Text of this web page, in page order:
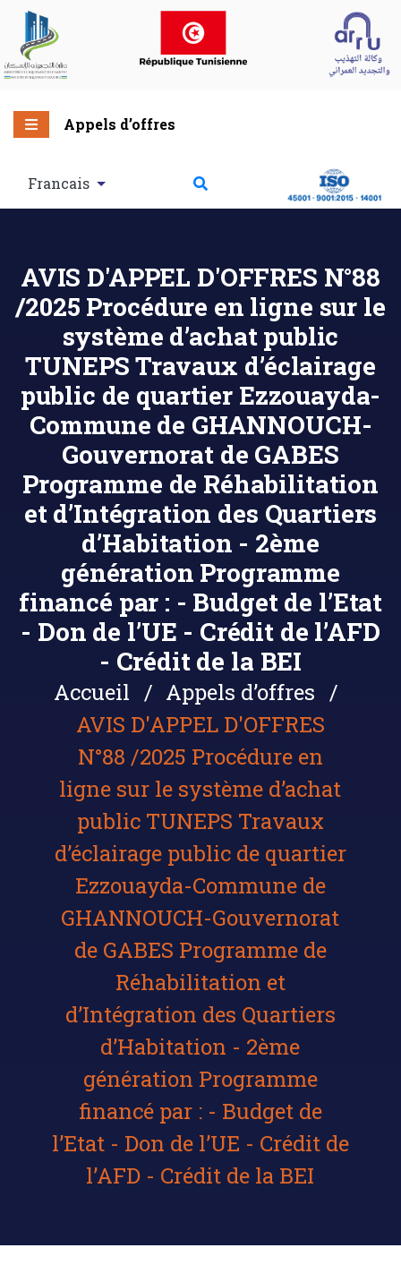
Appels d’offres
Francais
AVIS D'APPEL D'OFFRES N°88
/2025 Procédure en ligne sur le
système d’achat public
TUNEPS Travaux d’éclairage
public de quartier Ezzouayda-
Commune de GHANNOUCH-
Gouvernorat de GABES
Programme de Réhabilitation
et d’Intégration des Quartiers
d’Habitation - 2ème
génération Programme
financé par : - Budget de l’Etat
- Don de l’UE - Crédit de l’AFD
- Crédit de la BEI
Accueil
Appels d’offres
AVIS D'APPEL D'OFFRES
N°88 /2025 Procédure en
ligne sur le système d’achat
public TUNEPS Travaux
d’éclairage public de quartier
Ezzouayda-Commune de
GHANNOUCH-Gouvernorat
de GABES Programme de
Réhabilitation et
d’Intégration des Quartiers
d’Habitation - 2ème
génération Programme
financé par : - Budget de
l’Etat - Don de l’UE - Crédit de
l’AFD - Crédit de la BEI